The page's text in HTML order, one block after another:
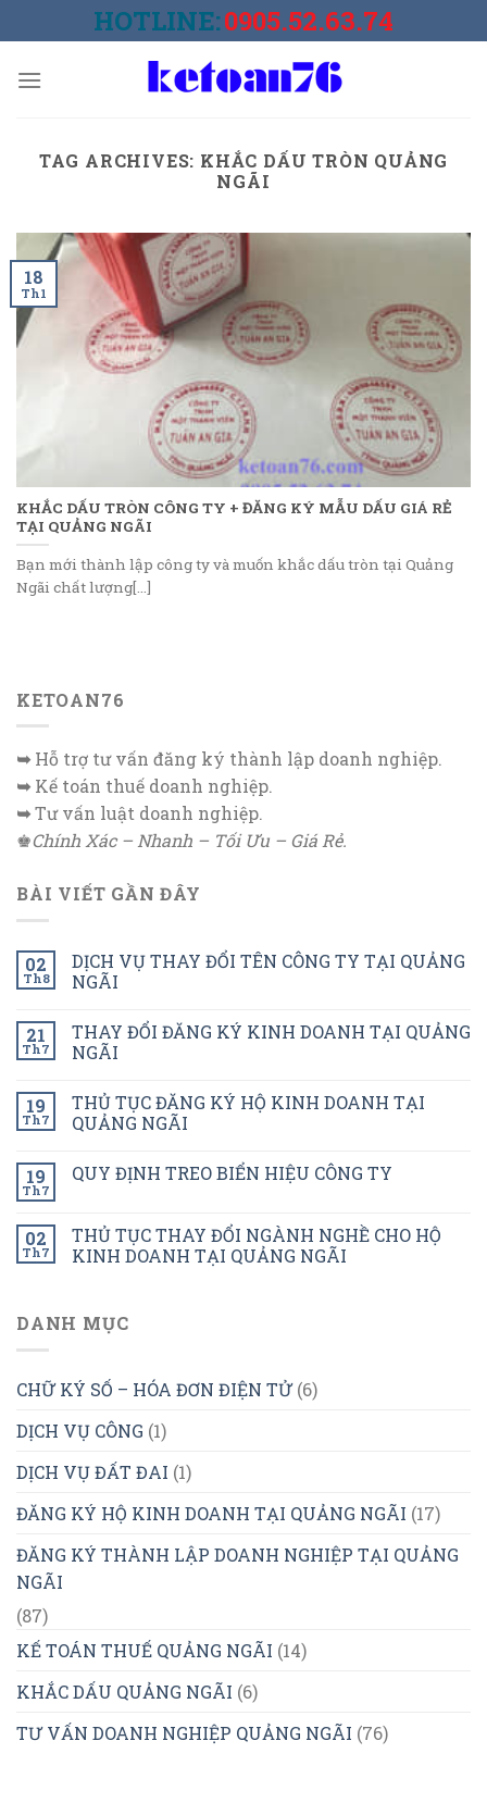
to
HOTLINE:0905.52.63.74
TAG ARCHIVES: KHẮC DẤU TRÒN QUẢNG
NGÃI
KHẮC DẤU TRÒN CÔNG TY + ĐĂNG KÝ MẪU DẤU GIÁ RẺ
TẠI QUẢNG NGÃI
Bạn mới thành lập công ty và muốn khắc dấu tròn tại Quảng
Ngãi chất lượng[...]
18
Th1
KETOAN76
➥Hỗ trợ tư vấn đăng ký thành lập doanh nghiệp.
➥Kế toán thuế doanh nghiệp.
➥Tư vấn luật doanh nghiệp.
♚Chính Xác – Nhanh – Tối Ưu – Giá Rẻ.
BÀI VIẾT GẦN ĐÂY
02
Th8
DỊCH VỤ THAY ĐỔI TÊN CÔNG TY TẠI QUẢNG
NGÃI
21
Th7
THAY ĐỔI ĐĂNG KÝ KINH DOANH TẠI QUẢNG
NGÃI
19
Th7
THỦ TỤC ĐĂNG KÝ HỘ KINH DOANH TẠI
QUẢNG NGÃI
19
Th7
QUY ĐỊNH TREO BIỂN HIỆU CÔNG TY
02
Th7
THỦ TỤC THAY ĐỔI NGÀNH NGHỀ CHO HỘ
KINH DOANH TẠI QUẢNG NGÃI
DANH MỤC
CHỮ KÝ SỐ – HÓA ĐƠN ĐIỆN TỬ(6)
DỊCH VỤ CÔNG (1)
DỊCH VỤ ĐẤT ĐAI (1)
ĐĂNG KÝ HỘ KINH DOANH TẠI QUẢNG NGÃI (17)
ĐĂNG KÝ THÀNH LẬP DOANH NGHIỆP TẠI QUẢNG
NGÃI
(87)
KẾ TOÁN THUẾ QUẢNG NGÃI (14)
KHẮC DẤU QUẢNG NGÃI (6)
TƯ VẤN DOANH NGHIỆP QUẢNG NGÃI (76)